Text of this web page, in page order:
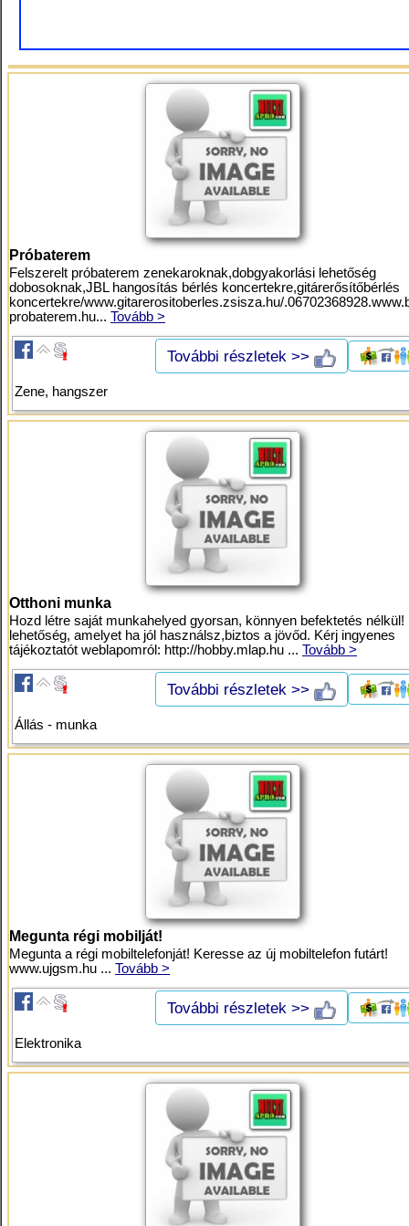
Próbaterem
Felszerelt próbaterem zenekaroknak,dobgyakorlási lehetőség
dobosoknak,JBL hangosítás bérlés koncertekre,gitárerősítőbérlés
koncertekre/www.gitarerositoberles.zsisza.hu/
probaterem.hu... Tovább >
További részletek >>
Zene, hangszer
Otthoni munka
Hozd létre saját munkahelyed gyorsan, könnyen befektetés nélkül!
lehetőség, amelyet ha jól használsz,biztos a jövőd. Kérj ingyenes
tájékoztatót weblapomról: http://hobby.mlap.hu ... Tovább >
További részletek >>
Állás - munka
Megunta régi mobilját!
Megunta a régi mobiltelefonját! Keresse az új mobiltelefon futárt!
www.ujgsm.hu ... Tovább >
További részletek >>
Elektronika